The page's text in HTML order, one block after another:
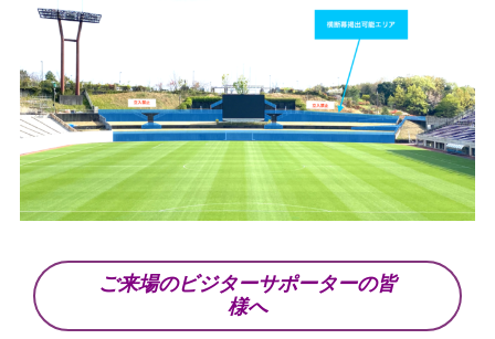
ご来場のビジターサポーターの皆
様へ